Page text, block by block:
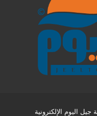
اليوم الإلكترونية